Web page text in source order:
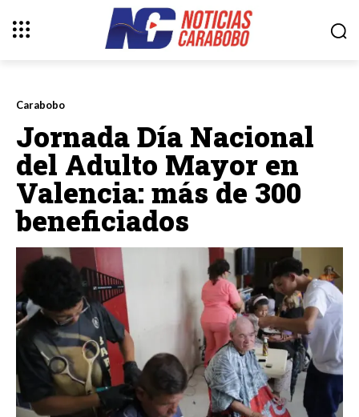
Carabobo
Jornada Día Nacional
del Adulto Mayor en
Valencia: más de 300
beneficiados